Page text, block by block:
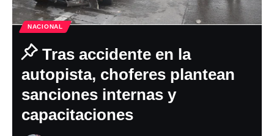
NACIONAL
Tras accidente en la
autopista, choferes plantean
sanciones internas y
capacitaciones